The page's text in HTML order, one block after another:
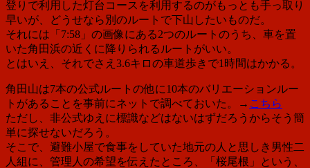
登りで利用した灯台コースを利用するのがもっとも手っ取り
早いが、どうせなら別のルートで下山したいものだ。
それには「7:58」の画像にある2つのルートのうち、車を置
いた角田浜の近くに降りられるルートがいい。
とはいえ、それでさえ3.6キロの車道歩きで1時間はかかる。
角田山は7本の公式ルートの他に10本のバリエーションルー
トがあることを事前にネットで調べておいた。→ こちら
ただし、非公式ゆえに標識などはないはずだろうからそう簡
単に探せないだろう。
そこで、避難小屋で食事をしていた地元の人と思しき男性二
人組に、管理人の希望を伝えたところ、「桜尾根」という、